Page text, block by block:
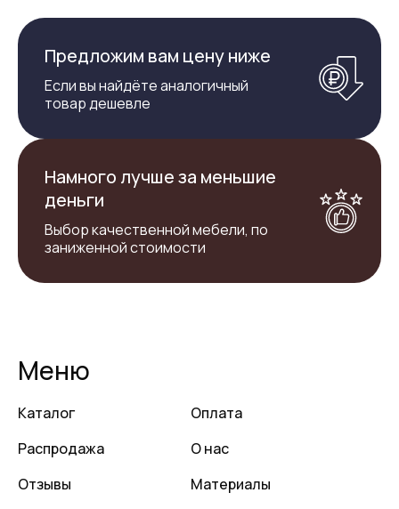
Предложим вам цену ниже
Если вы найдёте аналогичный
товар дешевле
Намного лучше за меньшие
деньги
Выбор качественной мебели, по
заниженной стоимости
Меню
Каталог
Распродажа
Отзывы
Оплата
О нас
Материалы